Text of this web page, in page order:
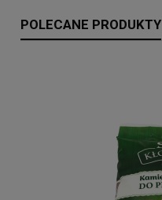
POLECANE PRODUKTY